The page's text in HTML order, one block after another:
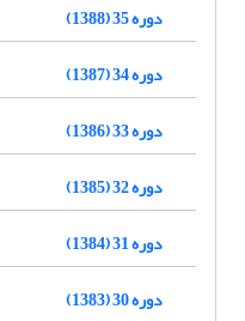
دوره 35 (1388)
دوره 34 (1387)
دوره 33 (1386)
دوره 32 (1385)
دوره 31 (1384)
دوره 30 (1383)